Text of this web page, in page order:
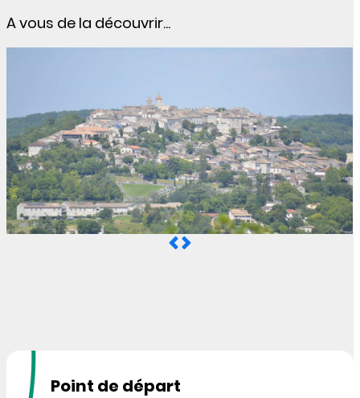
A vous de la découvrir...
Point de départ